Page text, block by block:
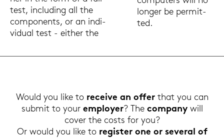
test, in­clu­ding all the
com­po­n­ents, or an in­di­
vi­du­al test - eit­her the
lon­ger be per­mit­
ted.
Would you like tore­cei­ve an offerthat you can
sub­mit to your em­ploy­er? The com­pa­ny will
cover the costs for you?
Or would you like to re­gis­ter one or se­ve­r­al of